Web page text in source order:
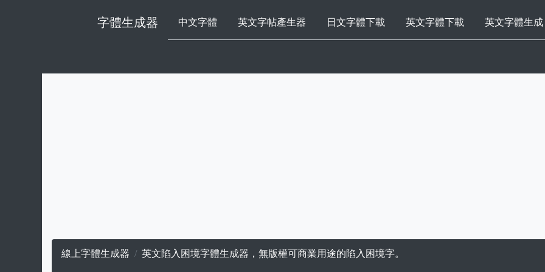
字體生成器 中文字體 英文字帖產生器 日文字體下載 英文字體下載 英文字體生成
線上字體生成器 英文陷入困境字體生成器，無版權可商業用途的陷入困境字。